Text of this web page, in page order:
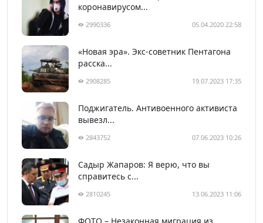
коронавирусом...
2990336 05.04.2020 22:58
«Новая эра». Экс-советник Пентагона
расска...
2908285 19.07.2023 17:35
Поджигатель. Антивоенного активиста
вывезл...
2843752 07.06.2023 10:26
Садыр Жапаров: Я верю, что вы
справитесь с...
2810245 13.06.2023 11:06